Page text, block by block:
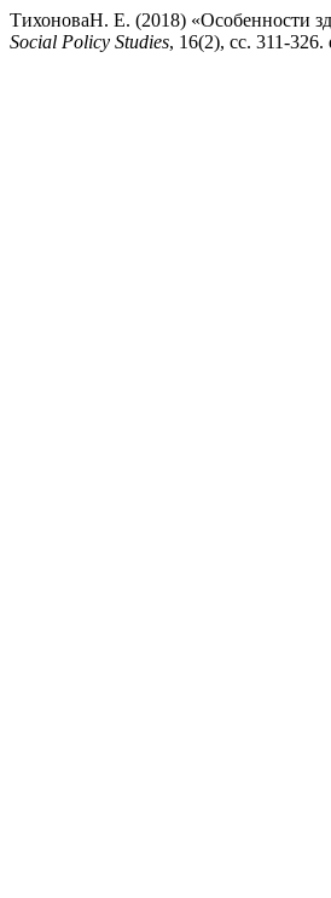
ТихоноваН. Е. (2018) «Особенности
Social Policy Studies, 16(2), сс. 311-